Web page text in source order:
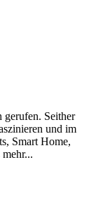
Seither
und im
Smart Home,